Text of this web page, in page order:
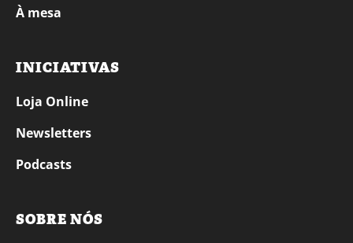
À mesa
INICIATIVAS
Loja Online
Newsletters
Podcasts
SOBRE NÓS